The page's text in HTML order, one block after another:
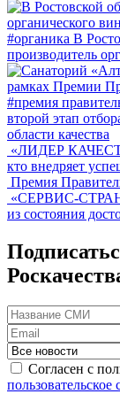
#органика В
производитель
#премия
второй этап
области качества
«ЛИДЕР
кто внедряет
Премия
«СЕРВИС-
из состояния
Согласен с
пользовательское